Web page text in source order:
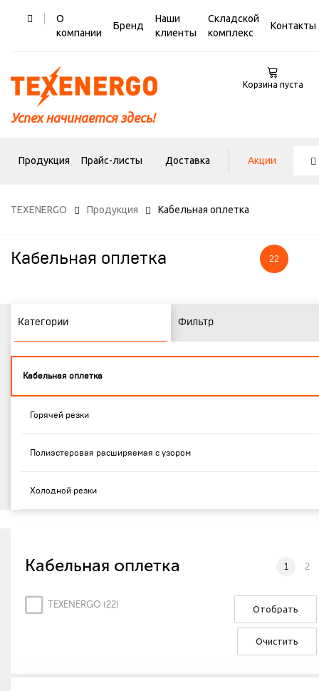
О
компании
Бренд
Наши
клиенты
Складской
комплекс
Контакты
Успех начинается здесь!
Корзина пуста
Продукция Прайс-листы Доставка Акции
TEXENERGO Продукция Кабельная оплетка
Кабельная оплетка 22
Категории Фильтр
Кабельная оплетка
Горячей резки
Полиэстеровая расширяемая с узором
Холодной резки
1 2
Кабельная оплетка
Отобрать
Очистить
TEXENERGO (22)